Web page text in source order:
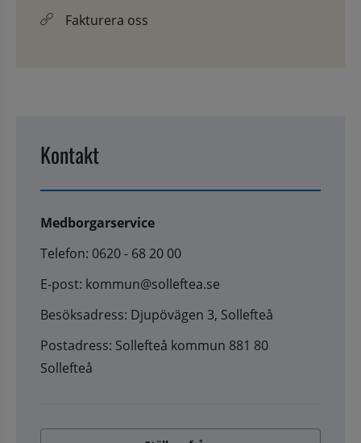
Fakturera oss
Kontakt
Medborgarservice
Telefon: 0620 - 68 20 00
E-post: kommun@solleftea.se
Besöksadress: Djupövägen 3, Sollefteå
Postadress: Sollefteå kommun 881 80
Sollefteå